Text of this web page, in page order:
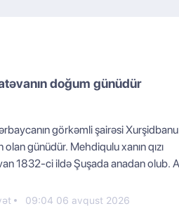
doğum günüdür
görkəmli şairəsi Xurşidbanu
olan günüdür. Mehdiqulu xanın qızı
1832-ci ildə Şuşada anadan оlub.
09:04 06 avqust 2026